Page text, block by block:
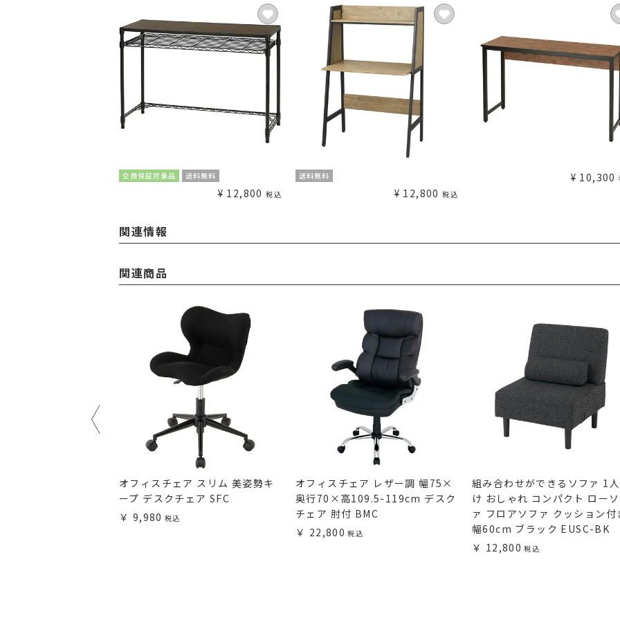
交換保証対象品 送料無料
¥ 12,800 税込
送料無料
¥ 12,800 税込
¥ 10,300
関連情報
関連商品
オフィスチェア スリム 美姿勢キ
ープ デスクチェア SFC
9,980
オフィスチェア レザー調 幅75×
奥行70×高109.5-119cm デスク
チェア 肘付 BMC
22,800
組み合わせができるソファ 1
け おしゃれ コンパクト ロー
ァ フロアソファ クッション付
幅60cm ブラック EUSC-BK
12,800